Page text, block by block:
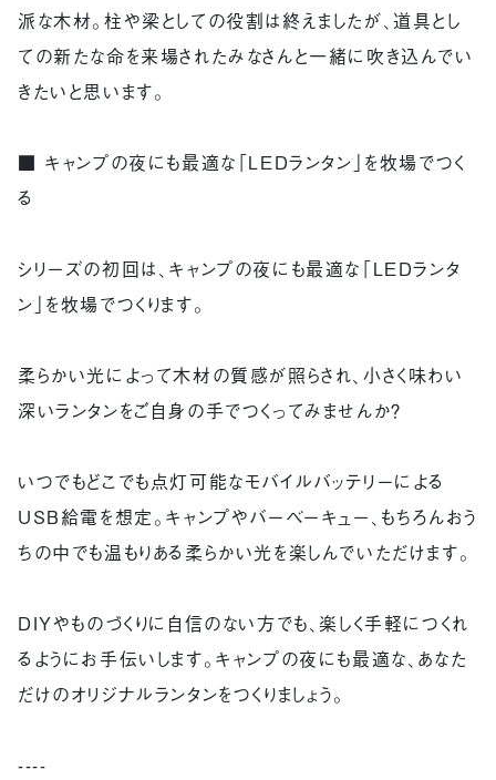
派な木材。柱や梁としての役割は終えましたが、道具とし
ての新たな命を来場されたみなさんと一緒に吹き込んでい
きたいと思います。
■ キャンプの夜にも最適な「LEDランタン」を牧場でつく
る
シリーズの初回は、キャンプの夜にも最適な「LEDランタ
ン」を牧場でつくります。
柔らかい光によって木材の質感が照らされ、小さく味わい
深いランタンをご自身の手でつくってみませんか？
いつでもどこでも点灯可能なモバイルバッテリーによる
USB給電を想定。キャンプやバーベーキュー、もちろんおう
ちの中でも温もりある柔らかい光を楽しんでいただけます。
DIYやものづくりに自信のない方でも、楽しく手軽につくれ
るようにお手伝いします。キャンプの夜にも最適な、あなた
だけのオリジナルランタンをつくりましょう。
----